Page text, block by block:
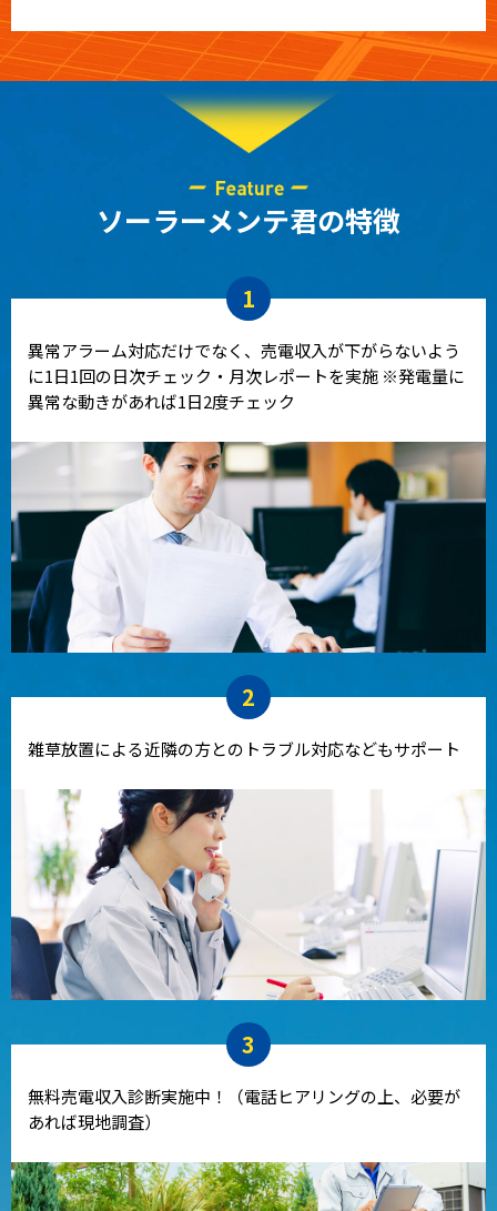
ソーラーメンテ君の特徴
1
異常アラーム対応だけでなく、売電収入が下がらないよう
に1日1回の日次チェック・月次レポートを実施 ※発電量に
異常な動きがあれば1日2度チェック
2
雑草放置による近隣の方とのトラブル対応などもサポート
3
無料売電収入診断実施中！（電話ヒアリングの上、必要が
あれば現地調査）